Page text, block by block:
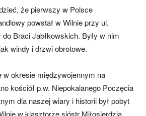
że pierwszy w Polsce
powstał w Wilnie przy ul.
Braci Jabłkowskich. Były w nim
windy i drzwi obrotowe.
w okresie międzywojennym na
kościół p.w. Niepokalanego Poczęcia
dla naszej wiary i historii był pobyt
w klasztorze sióstr Miłosierdzia